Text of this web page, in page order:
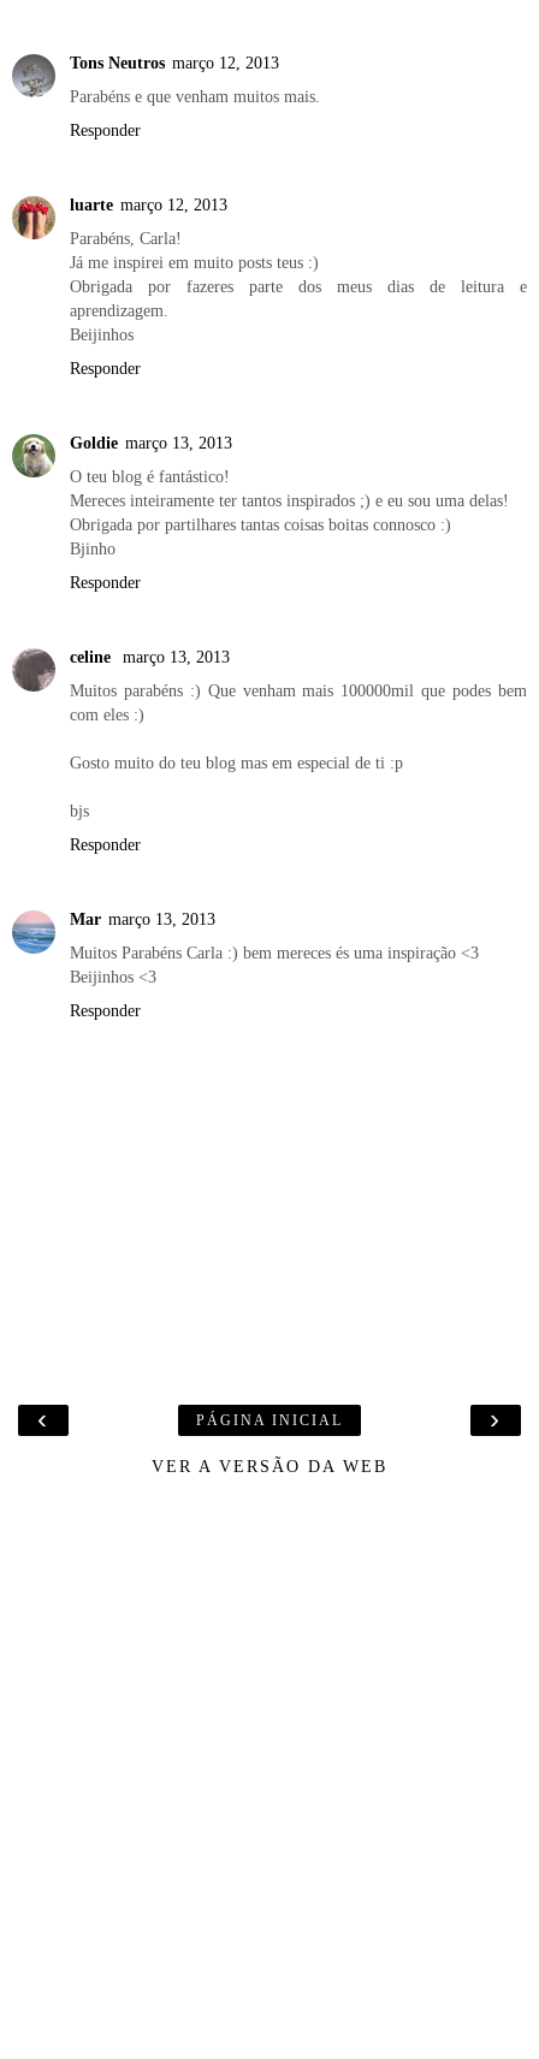
Tons Neutros março 12, 2013
Parabéns e que venham muitos mais.
Responder
luarte março 12, 2013
Parabéns, Carla!
Já me inspirei em muito posts teus :)
Obrigada por fazeres parte dos meus dias de leitura e
aprendizagem.
Beijinhos
Responder
Goldie março 13, 2013
O teu blog é fantástico!
Mereces inteiramente ter tantos inspirados ;) e eu sou uma delas!
Obrigada por partilhares tantas coisas boitas connosco :)
Bjinho
Responder
celine
março 13, 2013
Muitos parabéns :) Que venham mais 100000mil que podes bem
com eles :)
Gosto muito do teu blog mas em especial de ti :p
bjs
Responder
Mar março 13, 2013
Muitos Parabéns Carla :) bem mereces és uma inspiração <3
Beijinhos <3
Responder
‹ ›
PÁGINA INICIAL
VER A VERSÃO DA WEB